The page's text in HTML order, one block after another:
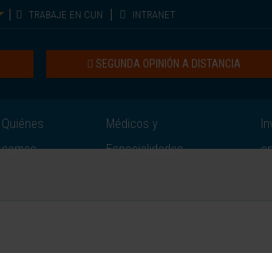
TRABAJE EN CUN INTRANET
SEGUNDA OPINIÓN A DISTANCIA
Quiénes
somos
Médicos y
Especialidades